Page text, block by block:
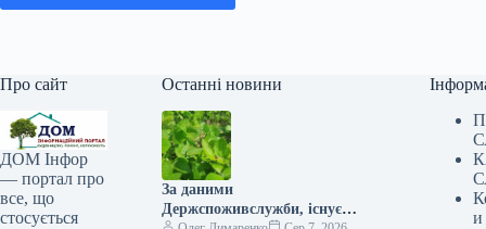
Про сайт
ДОМ Інфор
— портал про
все, що
стосується
Останні новини
За даними
Держспоживслужби, існує
и